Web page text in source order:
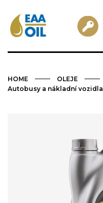
HOME OLEJE
Autobusy a nákladní vozidla